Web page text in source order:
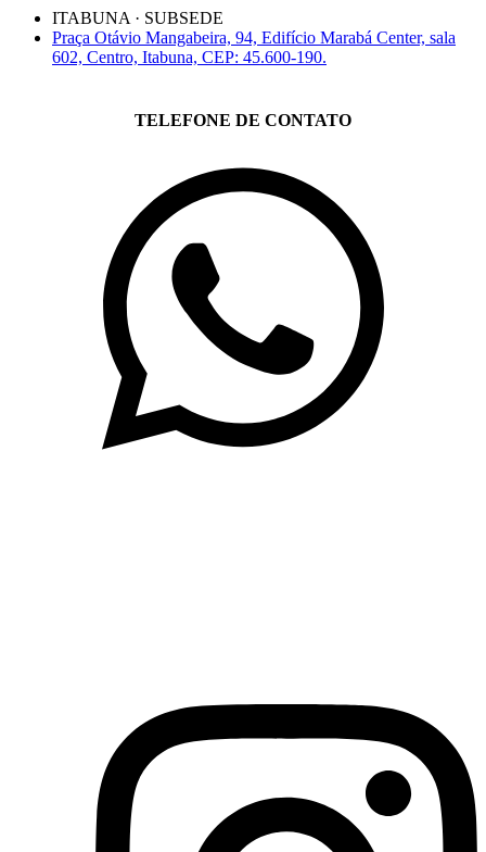
ITABUNA · SUBSEDE
Praça Otávio Mangabeira, 94, Edifício Marabá Center, sala
602, Centro, Itabuna, CEP: 45.600-190.
TELEFONE DE CONTATO